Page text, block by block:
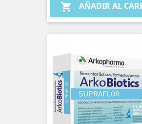
 AÑADIR AL